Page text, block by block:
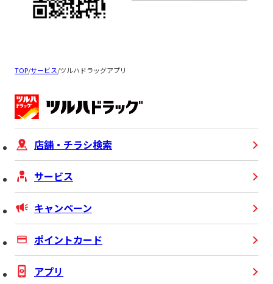
TOP/サービス/ツルハドラッグアプリ
店舗・チラシ検索
サービス
キャンペーン
ポイントカード
アプリ